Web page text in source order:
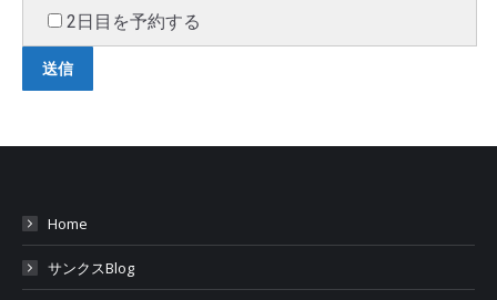
2日目を予約する
Home
サンクスBlog